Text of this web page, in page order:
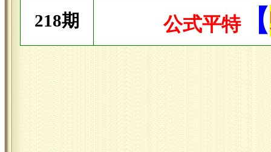
218期 公式平特【